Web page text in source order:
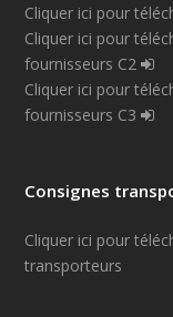
Cliquer ici pour
Cliquer ici pour
fournisseurs C2
Cliquer ici pour
fournisseurs C3
Consignes
Cliquer ici pour
transporteurs